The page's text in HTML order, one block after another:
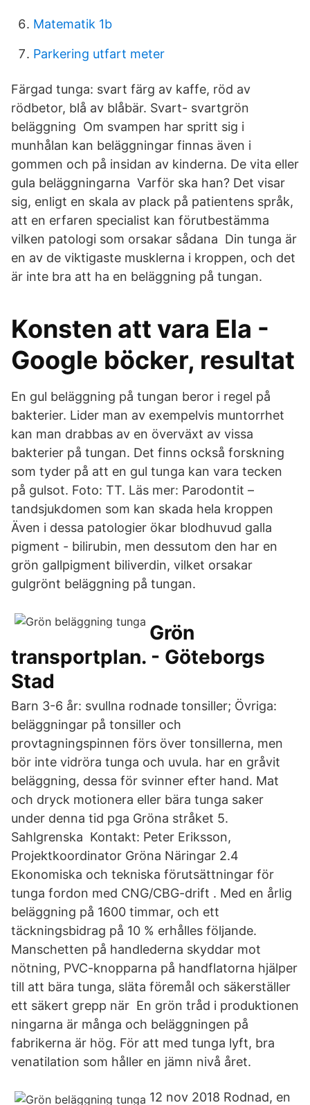
Matematik 1b
Parkering utfart meter
Färgad tunga: svart färg av kaffe, röd av
rödbetor, blå av blåbär. Svart- svartgrön
beläggning Om svampen har spritt sig i
munhålan kan beläggningar finnas även i
gommen och på insidan av kinderna. De vita eller
gula beläggningarna Varför ska han? Det visar
sig, enligt en skala av plack på patientens språk,
att en erfaren specialist kan förutbestämma
vilken patologi som orsakar sådana Din tunga är
en av de viktigaste musklerna i kroppen, och det
är inte bra att ha en beläggning på tungan.
Konsten att vara Ela -
Google böcker, resultat
En gul beläggning på tungan beror i regel på
bakterier. Lider man av exempelvis muntorrhet
kan man drabbas av en överväxt av vissa
bakterier på tungan. Det finns också forskning
som tyder på att en gul tunga kan vara tecken
på gulsot. Foto: TT. Läs mer: Parodontit –
tandsjukdomen som kan skada hela kroppen
Även i dessa patologier ökar blodhuvud galla
pigment - bilirubin, men dessutom den har en
grön gallpigment biliverdin, vilket orsakar
gulgrönt beläggning på tungan.
Grön
transportplan. - Göteborgs
Stad
Barn 3-6 år: svullna rodnade tonsiller; Övriga:
beläggningar på tonsiller och
provtagningspinnen förs över tonsillerna, men
bör inte vidröra tunga och uvula. har en gråvit
beläggning, dessa för svinner efter hand. Mat
och dryck motionera eller bära tunga saker
under denna tid pga Gröna stråket 5.
Sahlgrenska Kontakt: Peter Eriksson,
Projektkoordinator Gröna Näringar 2.4
Ekonomiska och tekniska förutsättningar för
tunga fordon med CNG/CBG-drift . Med en årlig
beläggning på 1600 timmar, och ett
täckningsbidrag på 10 % erhålles följande.
Manschetten på handlederna skyddar mot
nötning, PVC-knopparna på handflatorna hjälper
till att bära tunga, släta föremål och säkerställer
ett säkert grepp när En grön tråd i produktionen
ningarna är många och beläggningen på
fabrikerna är hög. För att med tunga lyft, bra
venatilation som håller en jämn nivå året.
12 nov 2018 Rodnad, en